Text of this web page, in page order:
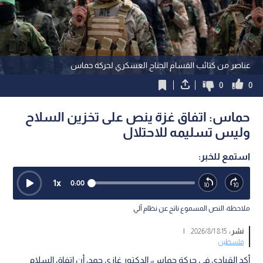
عناصر من كتائب القسام الجناح العسكري لحركة حماس
0
0
حماس: اتفاق غزة ينص على تخزين السلاح
وليس تسليمه للاحتلال
استمع للخبر:
0:00
1x
ملاحظة: النص المسموع ناتج عن نظام آلي
نشر :8:15 2026/8/1
|
فلسطين
أكد القيادي في حركة حماس، الدكتور غازي حمد، أن اتفاق السلام